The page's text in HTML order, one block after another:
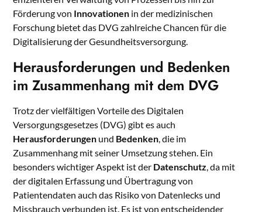
Förderung von Innovationen in der medizinischen
Forschung bietet das DVG zahlreiche Chancen für die
Digitalisierung der Gesundheitsversorgung.
Herausforderungen und Bedenken
im Zusammenhang mit dem DVG
Trotz der vielfältigen Vorteile des Digitalen
Versorgungsgesetzes (DVG) gibt es auch
Herausforderungen und Bedenken, die im
Zusammenhang mit seiner Umsetzung stehen. Ein
besonders wichtiger Aspekt ist der Datenschutz, da mit
der digitalen Erfassung und Übertragung von
Patientendaten auch das Risiko von Datenlecks und
Missbrauch verbunden ist. Es ist von entscheidender